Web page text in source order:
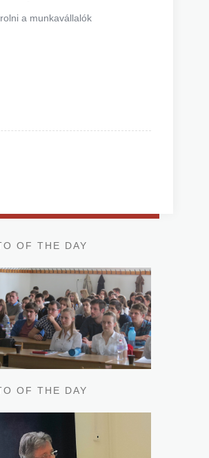
a munkavállalók
OF THE DAY
OF THE DAY